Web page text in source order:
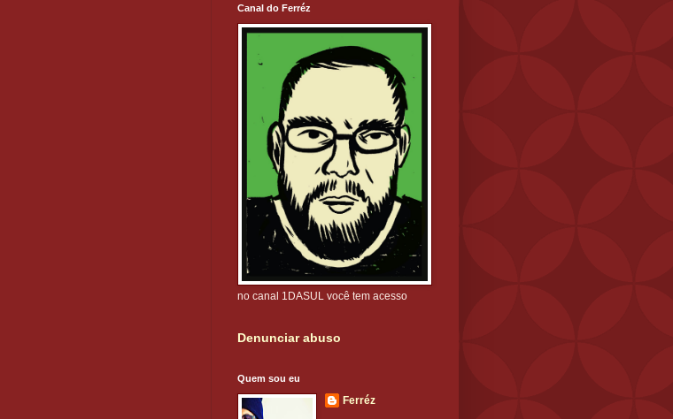
Canal do Ferréz
no canal 1DASUL você tem acesso
Denunciar abuso
Quem sou eu
Ferréz